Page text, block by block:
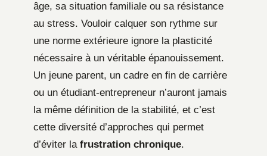
âge, sa situation familiale ou sa résistance
au stress. Vouloir calquer son rythme sur
une norme extérieure ignore la plasticité
nécessaire à un véritable épanouissement.
Un jeune parent, un cadre en fin de carrière
ou un étudiant-entrepreneur n’auront jamais
la même définition de la stabilité, et c’est
cette diversité d’approches qui permet
d’éviter la frustration chronique.